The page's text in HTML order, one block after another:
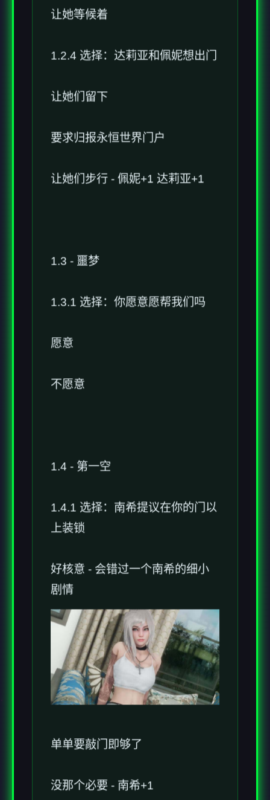
让她等候着
1.2.4 选择：达莉亚和佩妮想出门
让她们留下
要求归报永恒世界门户
让她们步行 - 佩妮+1 达莉亚+1
1.3 - 噩梦
1.3.1 选择：你愿意愿帮我们吗
愿意
不愿意
1.4 - 第一空
1.4.1 选择：南希提议在你的门以
上装锁
好核意 - 会错过一个南希的细小
剧情
单单要敲门即够了
没那个必要 - 南希+1